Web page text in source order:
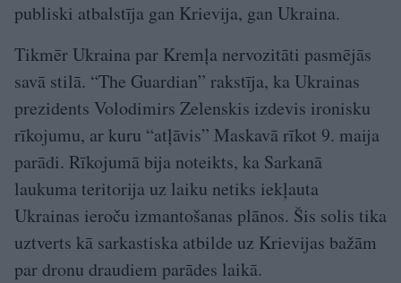
publiski atbalstīja gan Krievija, gan Ukraina.
Tikmēr Ukraina par Kremļa nervozitāti pasmējās
savā stilā. “The Guardian” rakstīja, ka Ukrainas
prezidents Volodimirs Zelenskis izdevis ironisku
rīkojumu, ar kuru “atļāvis” Maskavā rīkot 9. maija
parādi. Rīkojumā bija noteikts, ka Sarkanā
laukuma teritorija uz laiku netiks iekļauta
Ukrainas ieroču izmantošanas plānos. Šis solis tika
uztverts kā sarkastiska atbilde uz Krievijas bažām
par dronu draudiem parādes laikā.